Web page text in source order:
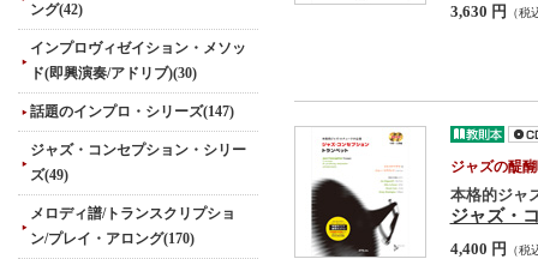
ング(42)
インプロヴィゼイション・メソッ
ド(即興演奏/アドリブ)(30)
話題のインプロ・シリーズ(147)
ジャズ・コンセプション・シリー
ズ(49)
メロディ譜/トランスクリプショ
ン/プレイ・アロング(170)
3,630 円 （税
ジャズの醍
本格的ジャ
ジャズ・
4,400 円 （税